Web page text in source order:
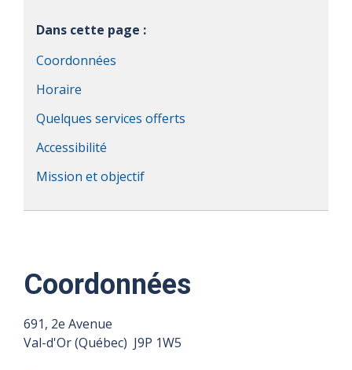
Dans cette page :
Coordonnées
Horaire
Quelques services offerts
Accessibilité
Mission et objectif
Coordonnées
691, 2e Avenue
Val-d'Or (Québec) J9P 1W5